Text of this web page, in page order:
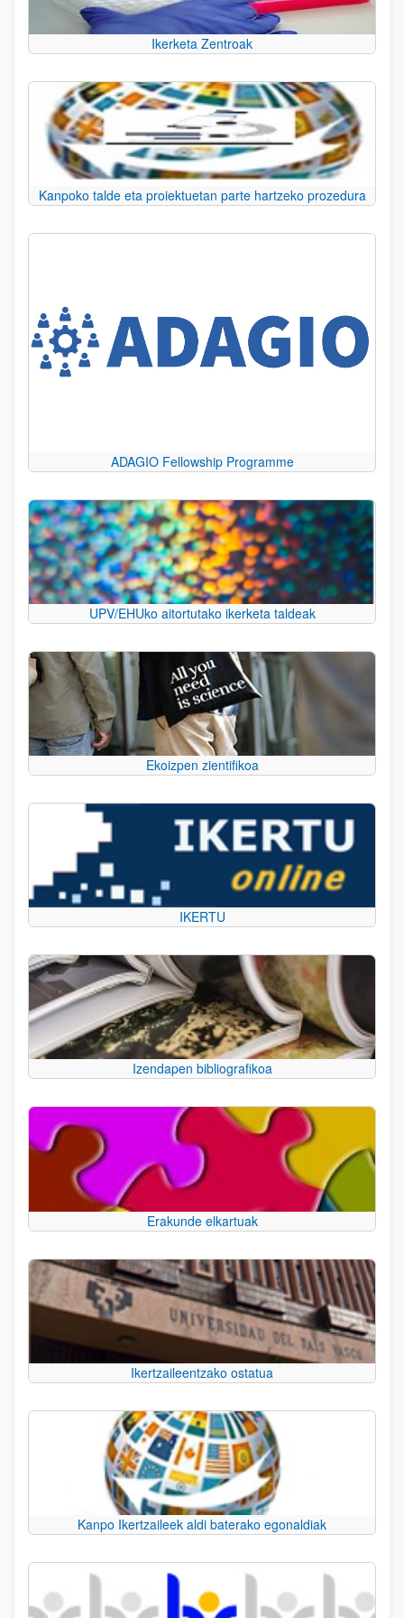
Ikerketa Zentroak
Kanpoko talde eta proiektuetan parte hartzeko prozedura
ADAGIO Fellowship Programme
UPV/EHUko aitortutako ikerketa taldeak
Ekoizpen zientifikoa
IKERTU
Izendapen bibliografikoa
Erakunde elkartuak
Ikertzaileentzako ostatua
Kanpo Ikertzaileek aldi baterako egonaldiak